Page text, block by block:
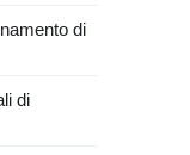
di
di